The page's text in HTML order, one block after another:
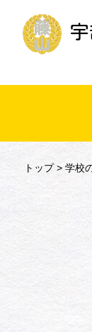
トップ> 学校